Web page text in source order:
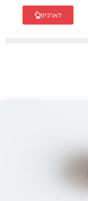
לארכיון